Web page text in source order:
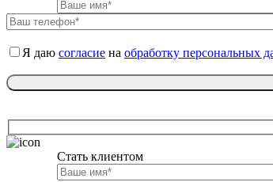
Я даю согласие на обработку персональных
Стать клиентом